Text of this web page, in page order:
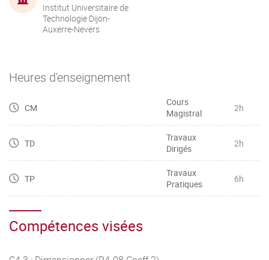
Institut Universitaire de
Technologie Dijon-
Auxerre-Nevers
Heures d'enseignement
CM
Cours
Magistral
2h
TD
Travaux
Dirigés
2h
TP
Travaux
Pratiques
6h
Compétences visées